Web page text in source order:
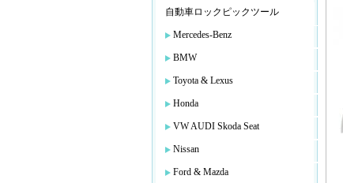
自動車ロックピックツール
Mercedes-Benz
BMW
Toyota & Lexus
Honda
VW AUDI Skoda Seat
Nissan
Ford & Mazda